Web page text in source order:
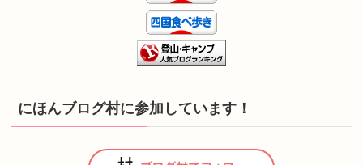
にほんブログ村に参加しています！